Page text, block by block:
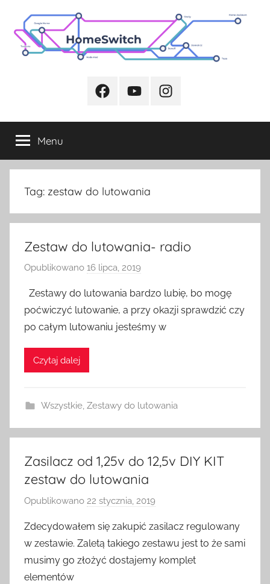
treści
FacebookYoutubeInstagram
Menu
Tag: zestaw do lutowania
Zestaw do lutowania- radio
Opublikowano 16 lipca, 2019
z
e
z
S
i
h
Zestawy do lutowania bardzo lubię, bo mogę
poćwiczyć lutowanie, a przy okazji sprawdzić czy
po całym lutowaniu jesteśmy w
Czytaj dalej
Wszystkie, Zestawy do lutowania
Zasilacz od 1,25v do 12,5v DIY KIT
zestaw do lutowania
Opublikowano 22 stycznia, 2019
z
e
z
Zdecydowałem się zakupić zasilacz regulowany
w zestawie. Zaletą takiego zestawu jest to że sami
musimy go złożyć dostajemy komplet
elementów